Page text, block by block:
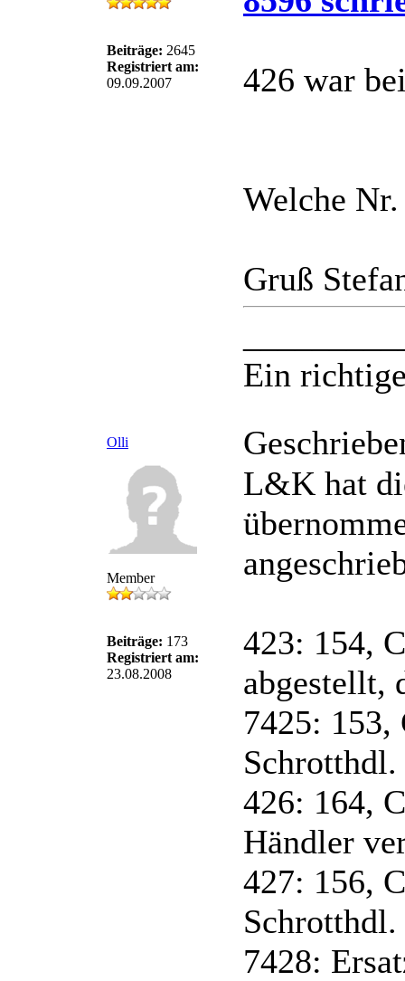
Beiträge: 2645
Registriert am:
09.09.2007
426 war
Welche
Gruß
Ein
Olli
Member
Beiträge: 173
Registriert am:
23.08.2008
L&K hat
423: 154,
abgestellt,
7425: 153,
Schrotthdl.
426: 164,
Händler
427: 156,
Schrotthdl.
7428: